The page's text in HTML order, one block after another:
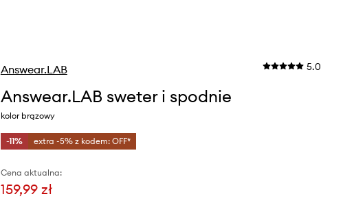
Answear.LAB 5.0
Answear.LAB sweter i spodnie
kolor brązowy
-11% extra -5% z kodem: OFF*
Cena aktualna:
159,99 zł